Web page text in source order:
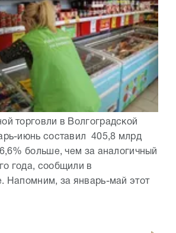
торговли в Волгоградской
июнь составил 405,8 млрд
больше, чем за аналогичный
года, сообщили в
Напомним, за январь-май этот